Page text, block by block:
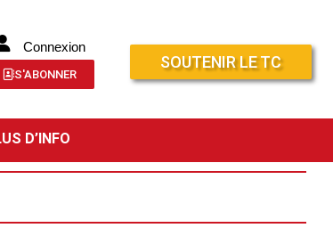
Connexion
S'ABONNER
SOUTENIR LE TC
D’INFO